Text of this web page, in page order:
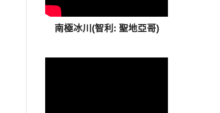
南極冰川(智利: 聖地亞哥)